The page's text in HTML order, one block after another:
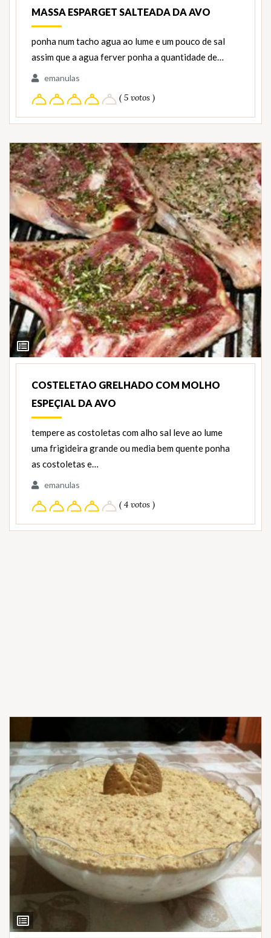
MASSA ESPARGET SALTEADA DA AVO
ponha num tacho agua ao lume e um pouco de sal
assim que a agua ferver ponha a quantidade de…
emanulas
( 5 votos )
Ver
Ingredientes
COSTELETAO GRELHADO COM MOLHO
ESPEÇIAL DA AVO
tempere as costoletas com alho sal leve ao lume
uma frigideira grande ou media bem quente ponha
as costoletas e…
emanulas
( 4 votos )
Ver
Ingredientes